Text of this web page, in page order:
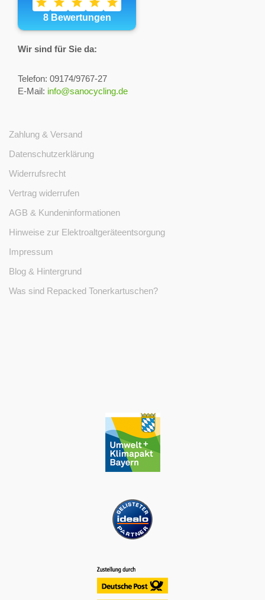
Wir sind für Sie da:
Telefon: 09174/9767-27
E-Mail: info@sanocycling.de
Zahlung & Versand
Datenschutzerklärung
Widerrufsrecht
Vertrag widerrufen
AGB & Kundeninformationen
Hinweise zur Elektroaltgeräteentsorgung
Impressum
Blog & Hintergrund
Was sind Repacked Tonerkartuschen?